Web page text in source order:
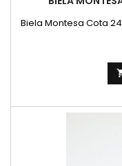
Biela Montesa Cota